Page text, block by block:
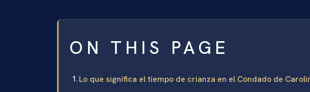
ON THIS PAGE
Lo que significa el tiempo de crianza en el Condado de